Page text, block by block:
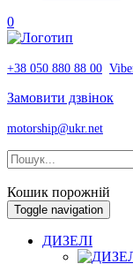
0
+38 050 880 88 00
Замовити дзвінок
motorship@ukr.net
Кошик порожній
Toggle navigation
ДИЗЕЛІ